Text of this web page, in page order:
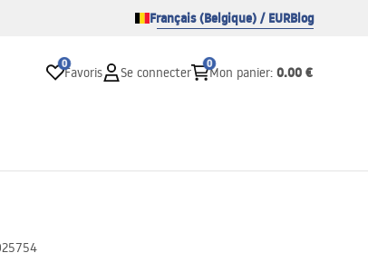
Français (Belgique) / EURBlog
0
Favoris Se connecter
0
Mon panier: 0.00 €